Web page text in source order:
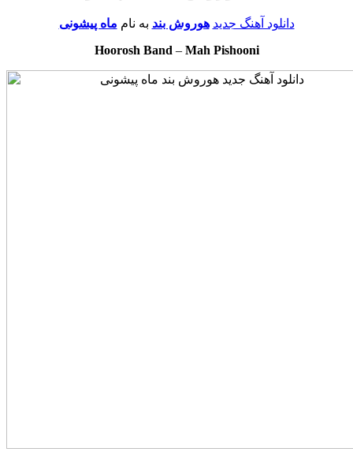
دانلود آهنگ جدید هوروش بند به نام ماه پیشونی
Hoorosh Band – Mah Pishooni